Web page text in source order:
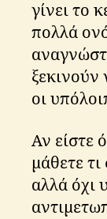
γίνει το
πολλά
ξεκινούν
οι
Αν είστε
μάθετε
αλλά όχι